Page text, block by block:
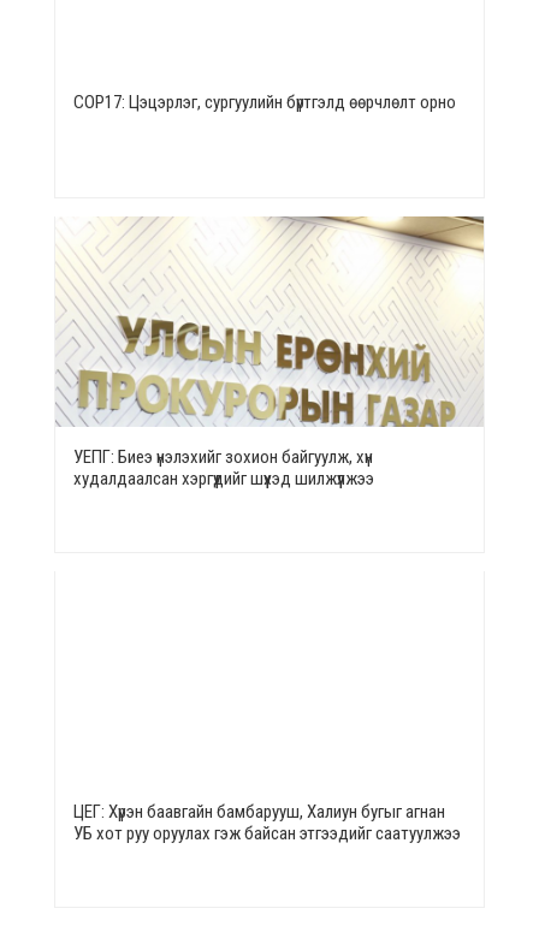
СОР17: Цэцэрлэг, сургуулийн бүртгэлд өөрчлөлт орно
УЕПГ: Биеэ үнэлэхийг зохион байгуулж, хүн
худалдаалсан хэргүүдийг шүүхэд шилжүүлжээ
ЦЕГ: Хүрэн баавгайн бамбарууш, Халиун бугыг агнан
УБ хот руу оруулах гэж байсан этгээдийг саатуулжээ